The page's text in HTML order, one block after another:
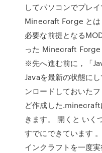
してパソコンでプレ
Minecraft Forge とは
必要な前提となる
った Minecraft Forge
※先へ進む前に，「
Javaを最新の状態に
ンロードしておいた
ど作成した
きます。 開くと いく
すでにできています
インクラフトを一度実